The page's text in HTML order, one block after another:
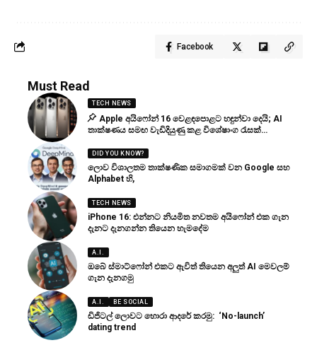
Facebook
Must Read
TECH NEWS
Apple අයිෆෝන් 16 වෙළඳපොළට හඳුන්වා දෙයි; AI
තාක්ෂණය සමඟ වැඩිදියුණු කළ විශේෂාංග රැසක්…
DID YOU KNOW?
ලොව විශාලතම තාක්ෂණික සමාගමක් වන Google සහ
Alphabet හි,
TECH NEWS
iPhone 16: එන්නට නියමිත නවතම අයිෆෝන් එක ගැන
දැනට දැනගන්න තියෙන හැමදේම
A.I.
ඔබේ ස්මාට්ෆෝන් එකට ඇවිත් තියෙන අලුත් AI මෙවලම්
ගැන දැනගමු
A.I. BE SOCIAL
ඩිජිටල් ලොවට හොරා ආදරේ කරමු: ‘No-launch’
dating trend